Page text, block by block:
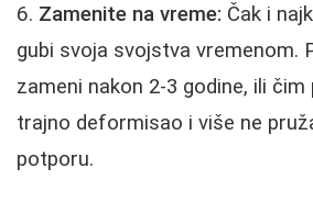
Zamenite na vreme: Čak i
gubi svoja svojstva vremenom.
zameni nakon 2-3 godine, ili
trajno deformisao i više ne
potporu.